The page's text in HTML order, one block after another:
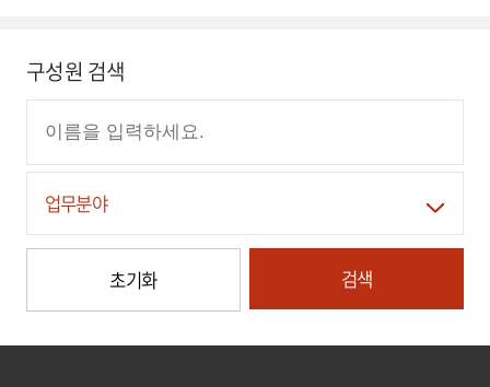
구성원 검색
업무분야
초기화 검색